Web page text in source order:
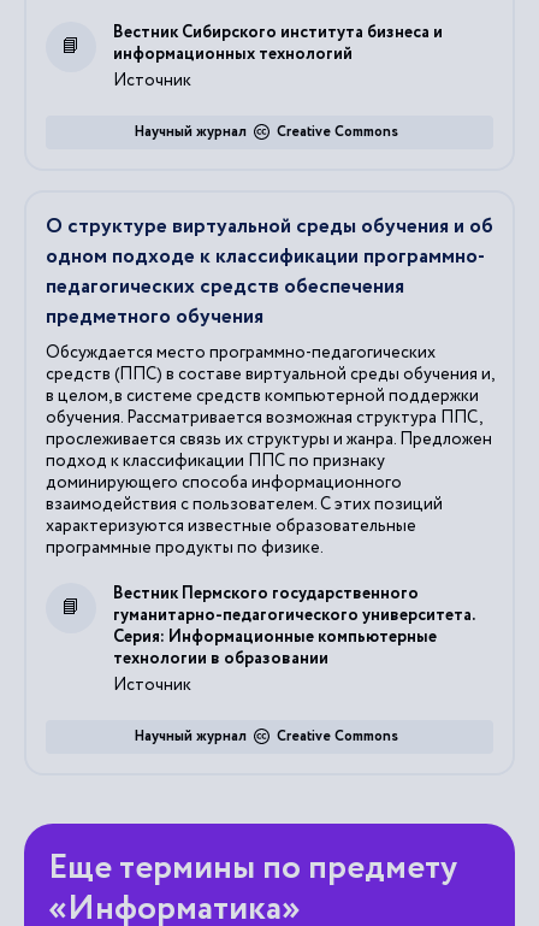
Источник
Вестник Сибирского института бизнеса и
информационных технологий
Creative Commons
Научный журнал
О структуре виртуальной среды обучения и об
одном подходе к классификации программно-
педагогических средств обеспечения
предметного обучения
Обсуждается место программно-педагогических
средств (ППС) в составе виртуальной среды обучения и,
в целом, в системе средств компьютерной поддержки
обучения. Рассматривается возможная структура ППС,
прослеживается связь их структуры и жанра. Предложен
подход к классификации ППС по признаку
доминирующего способа информационного
взаимодействия с пользователем. С этих позиций
характеризуются известные образовательные
программные продукты по физике.
Источник
Вестник Пермского государственного
гуманитарно-педагогического университета.
Серия: Информационные компьютерные
технологии в образовании
Creative Commons
Научный журнал
Еще термины по предмету
«Информатика»